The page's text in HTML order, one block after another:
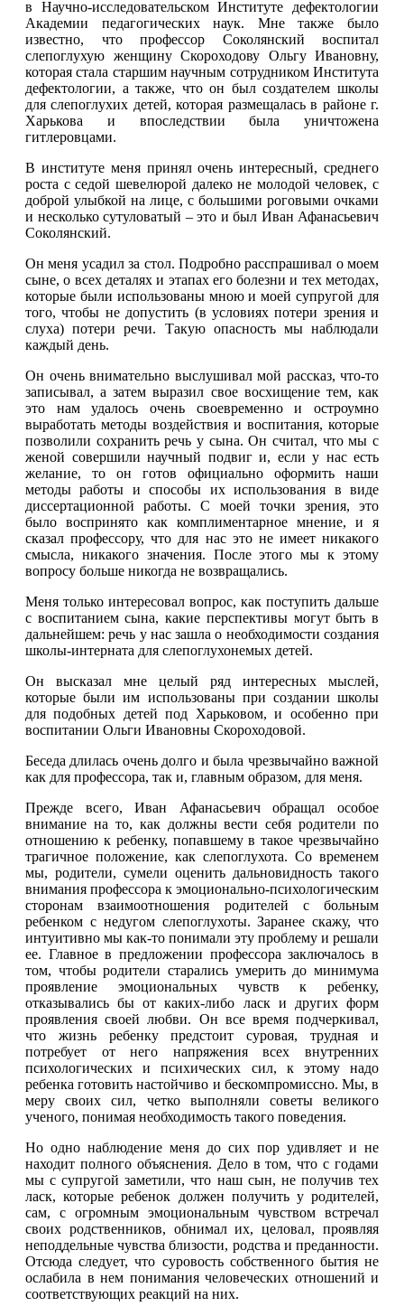
в Научно-исследовательском Институте дефектологии
Академии педагогических наук. Мне также было
известно, что профессор Соколянский воспитал
слепоглухую женщину Скороходову Ольгу Ивановну,
которая стала старшим научным сотрудником Института
дефектологии, а также, что он был создателем школы
для слепоглухих детей, которая размещалась в районе г.
Харькова и впоследствии была уничтожена
гитлеровцами.
В институте меня принял очень интересный, среднего
роста с седой шевелюрой далеко не молодой человек, с
доброй улыбкой на лице, с большими роговыми очками
и несколько сутуловатый – это и был Иван Афанасьевич
Соколянский.
Он меня усадил за стол. Подробно расспрашивал о моем
сыне, о всех деталях и этапах его болезни и тех методах,
которые были использованы мною и моей супругой для
того, чтобы не допустить (в условиях потери зрения и
слуха) потери речи. Такую опасность мы наблюдали
каждый день.
Он очень внимательно выслушивал мой рассказ, что-то
записывал, а затем выразил свое восхищение тем, как
это нам удалось очень своевременно и остроумно
выработать методы воздействия и воспитания, которые
позволили сохранить речь у сына. Он считал, что мы с
женой совершили научный подвиг и, если у нас есть
желание, то он готов официально оформить наши
методы работы и способы их использования в виде
диссертационной работы. С моей точки зрения, это
было воспринято как комплиментарное мнение, и я
сказал профессору, что для нас это не имеет никакого
смысла, никакого значения. После этого мы к этому
вопросу больше никогда не возвращались.
Меня только интересовал вопрос, как поступить дальше
с воспитанием сына, какие перспективы могут быть в
дальнейшем: речь у нас зашла о необходимости создания
школы-интерната для слепоглухонемых детей.
Он высказал мне целый ряд интересных мыслей,
которые были им использованы при создании школы
для подобных детей под Харьковом, и особенно при
воспитании Ольги Ивановны Скороходовой.
Беседа длилась очень долго и была чрезвычайно важной
как для профессора, так и, главным образом, для меня.
Прежде всего, Иван Афанасьевич обращал особое
внимание на то, как должны вести себя родители по
отношению к ребенку, попавшему в такое чрезвычайно
трагичное положение, как слепоглухота. Со временем
мы, родители, сумели оценить дальновидность такого
внимания профессора к эмоционально-психологическим
сторонам взаимоотношения родителей с больным
ребенком с недугом слепоглухоты. Заранее скажу, что
интуитивно мы как-то понимали эту проблему и решали
ее. Главное в предложении профессора заключалось в
том, чтобы родители старались умерить до минимума
проявление эмоциональных чувств к ребенку,
отказывались бы от каких-либо ласк и других форм
проявления своей любви. Он все время подчеркивал,
что жизнь ребенку предстоит суровая, трудная и
потребует от него напряжения всех внутренних
психологических и психических сил, к этому надо
ребенка готовить настойчиво и бескомпромиссно. Мы, в
меру своих сил, четко выполняли советы великого
ученого, понимая необходимость такого поведения.
Но одно наблюдение меня до сих пор удивляет и не
находит полного объяснения. Дело в том, что с годами
мы с супругой заметили, что наш сын, не получив тех
ласк, которые ребенок должен получить у родителей,
сам, с огромным эмоциональным чувством встречал
своих родственников, обнимал их, целовал, проявляя
неподдельные чувства близости, родства и преданности.
Отсюда следует, что суровость собственного бытия не
ослабила в нем понимания человеческих отношений и
соответствующих реакций на них.